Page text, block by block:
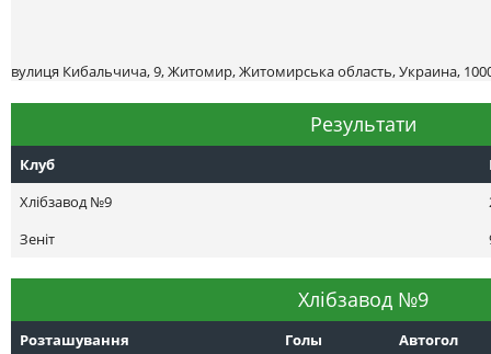
вулиця Кибальчича, 9, Житомир, Житомирська область, Украина,
Результати
Клуб
Хлібзавод №9
Зеніт
Хлібзавод №9
Розташування Голы
Автогол